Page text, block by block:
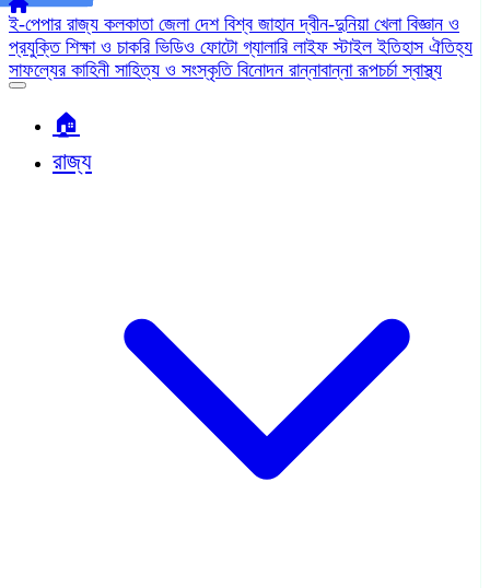
ই-পেপার রাজ্য কলকাতা জেলা দেশ বিশ্ব জাহানদ্বীন-দুনিয়া খেলা বিজ্ঞান ও
প্রযুক্তি শিক্ষা ও চাকরি ভিডিও ফোটো গ্যালারি লাইফ স্টাইলইতিহাস ঐতিহ্য
সাফল্যের কাহিনী সাহিত্য ও সংস্কৃতি বিনোদন রান্নাবান্নারূপচর্চাস্বাস্থ্য
🏠︎
রাজ্য